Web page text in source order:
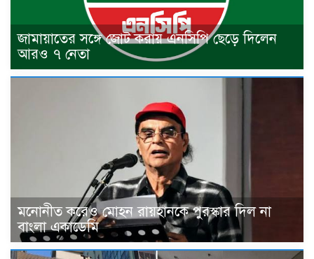
জামায়াতের সঙ্গে জোট করায় এনসিপি ছেড়ে দিলেন
আরও ৭ নেতা
মনোনীত করেও মোহন রায়হানকে পুরস্কার দিল না
বাংলা একাডেমি